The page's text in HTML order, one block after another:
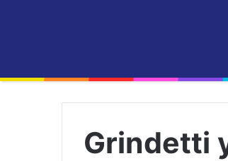
Grindetti